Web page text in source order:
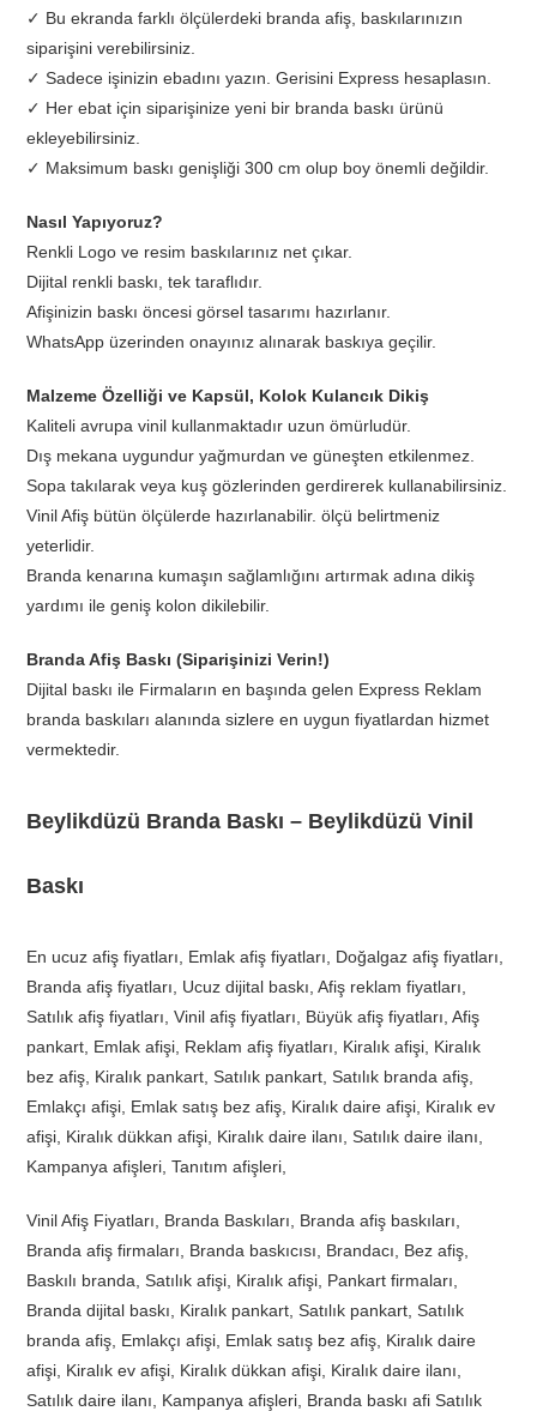
✓ Bu ekranda farklı ölçülerdeki branda afiş, baskılarınızın
siparişini verebilirsiniz.
✓ Sadece işinizin ebadını yazın. Gerisini Express hesaplasın.
✓ Her ebat için siparişinize yeni bir branda baskı ürünü
ekleyebilirsiniz.
✓ Maksimum baskı genişliği 300 cm olup boy önemli değildir.
Nasıl Yapıyoruz?
Renkli Logo ve resim baskılarınız net çıkar.
Dijital renkli baskı, tek taraflıdır.
Afişinizin baskı öncesi görsel tasarımı hazırlanır.
WhatsApp üzerinden onayınız alınarak baskıya geçilir.
Malzeme Özelliği ve Kapsül, Kolok Kulancık Dikiş
Kaliteli avrupa vinil kullanmaktadır uzun ömürludür.
Dış mekana uygundur yağmurdan ve güneşten etkilenmez.
Sopa takılarak veya kuş gözlerinden gerdirerek kullanabilirsiniz.
Vinil Afiş bütün ölçülerde hazırlanabilir. ölçü belirtmeniz
yeterlidir.
Branda kenarına kumaşın sağlamlığını artırmak adına dikiş
yardımı ile geniş kolon dikilebilir.
Branda Afiş Baskı (Siparişinizi Verin!)
Dijital baskı ile Firmaların en başında gelen Express Reklam
branda baskıları alanında sizlere en uygun fiyatlardan hizmet
vermektedir.
Beylikdüzü Branda Baskı – Beylikdüzü Vinil
Baskı
En ucuz afiş fiyatları, Emlak afiş fiyatları, Doğalgaz afiş fiyatları,
Branda afiş fiyatları, Ucuz dijital baskı, Afiş reklam fiyatları,
Satılık afiş fiyatları, Vinil afiş fiyatları, Büyük afiş fiyatları, Afiş
pankart, Emlak afişi, Reklam afiş fiyatları, Kiralık afişi, Kiralık
bez afiş, Kiralık pankart, Satılık pankart, Satılık branda afiş,
Emlakçı afişi, Emlak satış bez afiş, Kiralık daire afişi, Kiralık ev
afişi, Kiralık dükkan afişi, Kiralık daire ilanı, Satılık daire ilanı,
Kampanya afişleri, Tanıtım afişleri,
Vinil Afiş Fiyatları, Branda Baskıları, Branda afiş baskıları,
Branda afiş firmaları, Branda baskıcısı, Brandacı, Bez afiş,
Baskılı branda, Satılık afişi, Kiralık afişi, Pankart firmaları,
Branda dijital baskı, Kiralık pankart, Satılık pankart, Satılık
branda afiş, Emlakçı afişi, Emlak satış bez afiş, Kiralık daire
afişi, Kiralık ev afişi, Kiralık dükkan afişi, Kiralık daire ilanı,
Satılık daire ilanı, Kampanya afişleri, Branda baskı afi Satılık